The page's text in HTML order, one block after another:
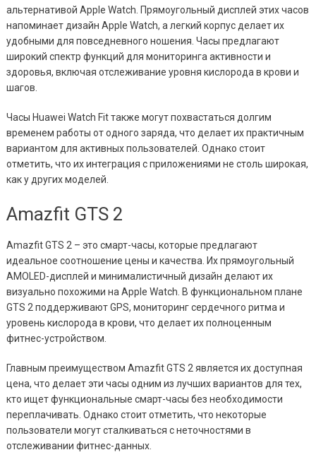
альтернативой Apple Watch. Прямоугольный дисплей этих часов
напоминает дизайн Apple Watch, а легкий корпус делает их
удобными для повседневного ношения. Часы предлагают
широкий спектр функций для мониторинга активности и
здоровья, включая отслеживание уровня кислорода в крови и
шагов.
Часы Huawei Watch Fit также могут похвастаться долгим
временем работы от одного заряда, что делает их практичным
вариантом для активных пользователей. Однако стоит
отметить, что их интеграция с приложениями не столь широкая,
как у других моделей.
Amazfit GTS 2
Amazfit GTS 2 – это смарт-часы, которые предлагают
идеальное соотношение цены и качества. Их прямоугольный
AMOLED-дисплей и минималистичный дизайн делают их
визуально похожими на Apple Watch. В функциональном плане
GTS 2 поддерживают GPS, мониторинг сердечного ритма и
уровень кислорода в крови, что делает их полноценным
фитнес-устройством.
Главным преимуществом Amazfit GTS 2 является их доступная
цена, что делает эти часы одним из лучших вариантов для тех,
кто ищет функциональные смарт-часы без необходимости
переплачивать. Однако стоит отметить, что некоторые
пользователи могут сталкиваться с неточностями в
отслеживании фитнес-данных.